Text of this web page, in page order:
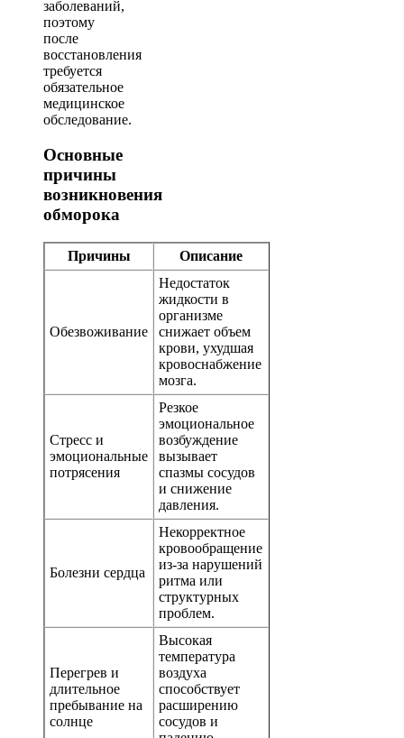
заболеваний,
поэтому
после
восстановления
требуется
обязательное
медицинское
обследование.
Основные
причины
возникновения
обморока
Причины Описание
Обезвоживание
Недостаток
жидкости в
организме
снижает объем
крови, ухудшая
кровоснабжение
мозга.
Стресс и
эмоциональные
потрясения
Резкое
эмоциональное
возбуждение
вызывает
спазмы сосудов
и снижение
давления.
Болезни сердца
Некорректное
кровообращение
из-за нарушений
ритма или
структурных
проблем.
Перегрев и
длительное
пребывание на
солнце
Высокая
температура
воздуха
способствует
расширению
сосудов и